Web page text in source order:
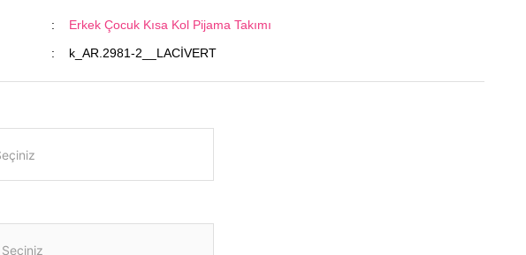
Erkek Çocuk Kısa Kol Pijama Takımı
k_AR.2981-2__LACİVERT